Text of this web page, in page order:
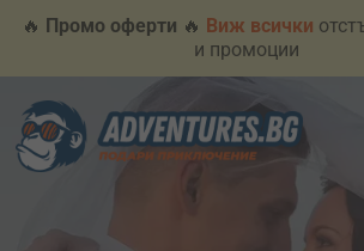
🔥 Промо оферти 🔥 Виж всички
и промоции